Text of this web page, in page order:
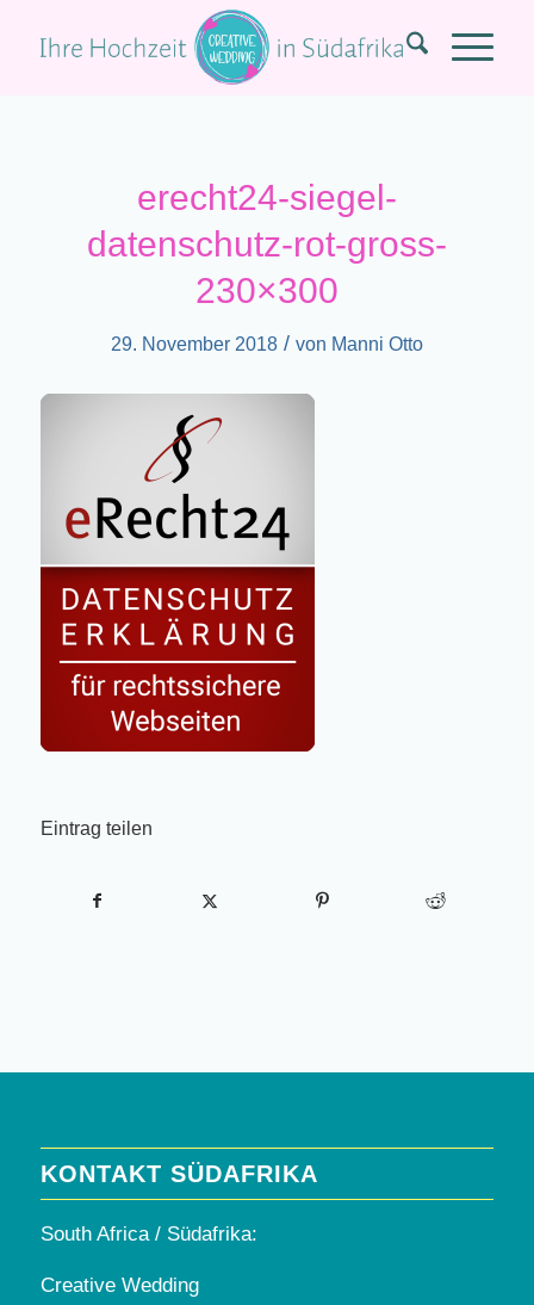
erecht24-siegel-
datenschutz-rot-gross-
230×300
29. November 2018 / von Manni Otto
Eintrag teilen
KONTAKT SÜDAFRIKA
South Africa / Südafrika:
Creative Wedding